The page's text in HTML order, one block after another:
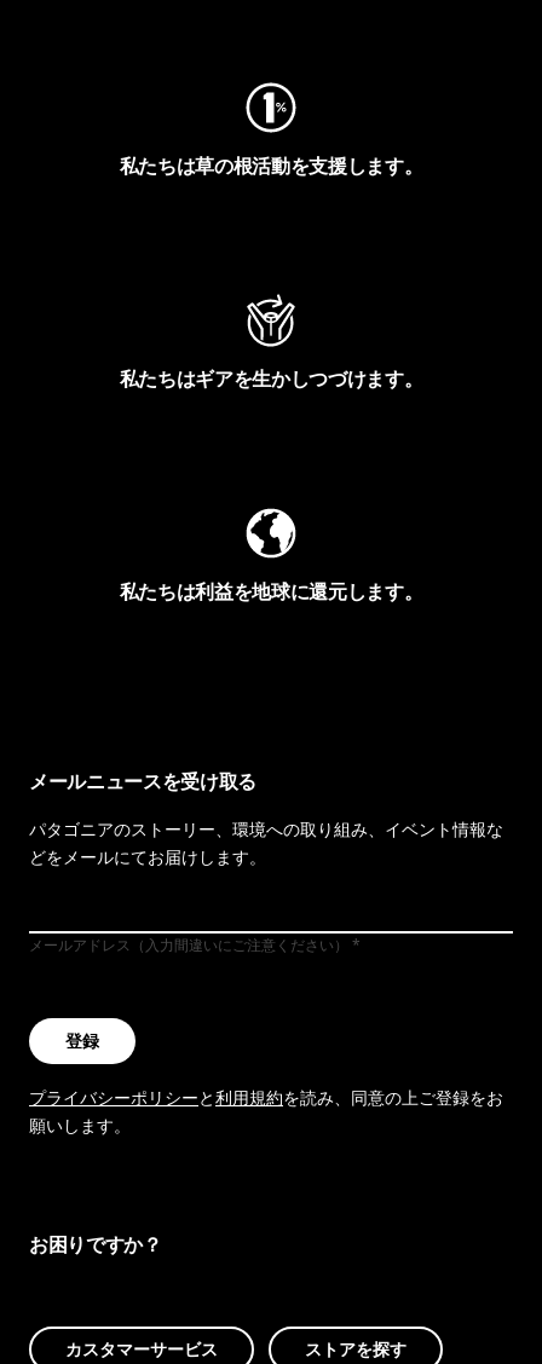
私たちは草の根活動を支援します。
私たちはギアを生かしつづけます。
私たちは利益を地球に還元します。
メールニュースを受け取る
パタゴニアのストーリー、環境への取り組み、イベント情報な
どをメールにてお届けします。
メールアドレス（入力間違いにご注意ください）
登録
プライバシーポリシーと利用規約を読み、同意の上ご登録をお
願いします。
お困りですか？
カスタマーサービス ストアを探す